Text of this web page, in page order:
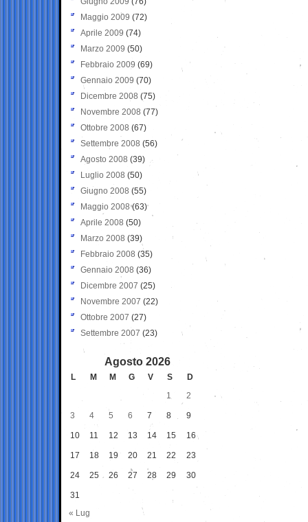
Maggio 2009 (72)
Aprile 2009 (74)
Marzo 2009 (50)
Febbraio 2009 (69)
Gennaio 2009 (70)
Dicembre 2008 (75)
Novembre 2008 (77)
Ottobre 2008 (67)
Settembre 2008 (56)
Agosto 2008 (39)
Luglio 2008 (50)
Giugno 2008 (55)
Maggio 2008(63)
Aprile 2008 (50)
Marzo 2008 (39)
Febbraio 2008 (35)
Gennaio 2008 (36)
Dicembre 2007 (25)
Novembre 2007 (22)
Ottobre 2007 (27)
Settembre 2007 (23)
Agosto 2026
L M M G V S
D
1
2
3 4 5 6 7 8 9
10 11 12 13 14 15 16
17 18 19 20 21 22 23
24 25 26 27 28 29 30
31
« Lug